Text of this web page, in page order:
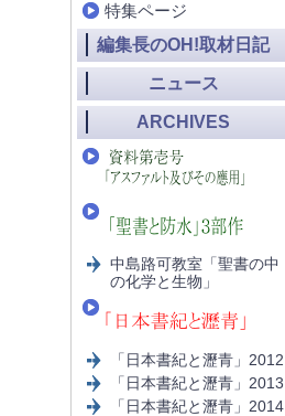
特集ページ
編集長のOH!取材日記
ニュース
ARCHIVES
中島路可教室「聖書の中
の化学と生物」
「日本書紀と瀝青」2012
「日本書紀と瀝青」2013
「日本書紀と瀝青」2014